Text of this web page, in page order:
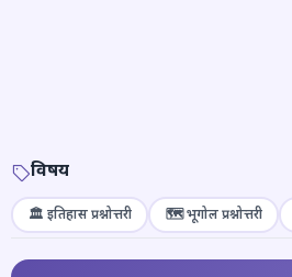
विषय
🏛️ इतिहास प्रश्नोत्तरी 🗺️ भूगोल प्रश्नोत्तरी